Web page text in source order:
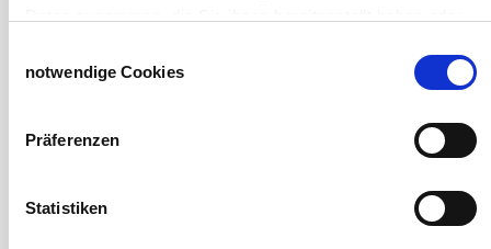
haben.
notwendige Cookies
Präferenzen
Statistiken
Laufschiene und Rollapparate Typ 10
Laufschiene und Rollapparate Typ 50
Geburtshelfer-Produktvideo